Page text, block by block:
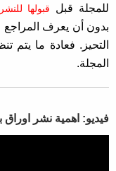
للمجلة قبل
قبولها للنشر
بدون أن يعرف
التحيز. فعادة ما يتم
المجلة.
فيديو: اهمية نشر اوراق